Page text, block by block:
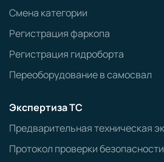
Смена категории
Регистрация фаркопа
Регистрация гидроборта
Переоборудование в самосвал
Экспертиза ТС
Предварительная техническая
Протокол проверки безопасности